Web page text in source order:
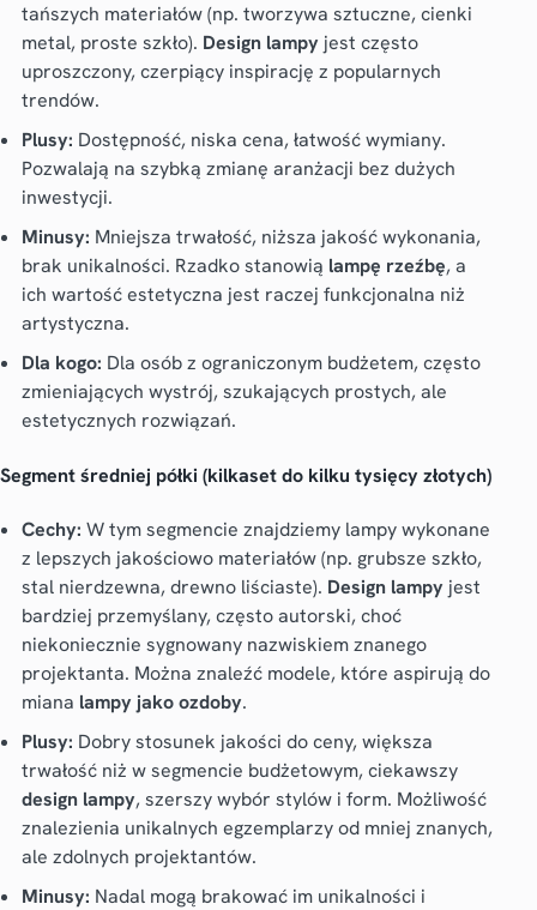
tańszych materiałów (np. tworzywa sztuczne, cienki
metal, proste szkło). Design lampyjest często
uproszczony, czerpiący inspirację z popularnych
trendów.
Plusy: Dostępność, niska cena, łatwość wymiany.
Pozwalają na szybką zmianę aranżacji bez dużych
inwestycji.
Minusy: Mniejsza trwałość, niższa jakość wykonania,
brak unikalności. Rzadko stanowią lampę rzeźbę, a
ich wartość estetyczna jest raczej funkcjonalna niż
artystyczna.
Dla kogo: Dla osób z ograniczonym budżetem, często
zmieniających wystrój, szukających prostych, ale
estetycznych rozwiązań.
Segment średniej półki (kilkaset do kilku tysięcy złotych)
Cechy: W tym segmencie znajdziemy lampy wykonane
z lepszych jakościowo materiałów (np. grubsze szkło,
stal nierdzewna, drewno liściaste). Design lampyjest
bardziej przemyślany, często autorski, choć
niekoniecznie sygnowany nazwiskiem znanego
projektanta. Można znaleźć modele, które aspirują do
miana lampy jako ozdoby.
Plusy: Dobry stosunek jakości do ceny, większa
trwałość niż w segmencie budżetowym, ciekawszy
design lampy, szerszy wybór stylów i form. Możliwość
znalezienia unikalnych egzemplarzy od mniej znanych,
ale zdolnych projektantów.
Minusy: Nadal mogą brakować im unikalności i